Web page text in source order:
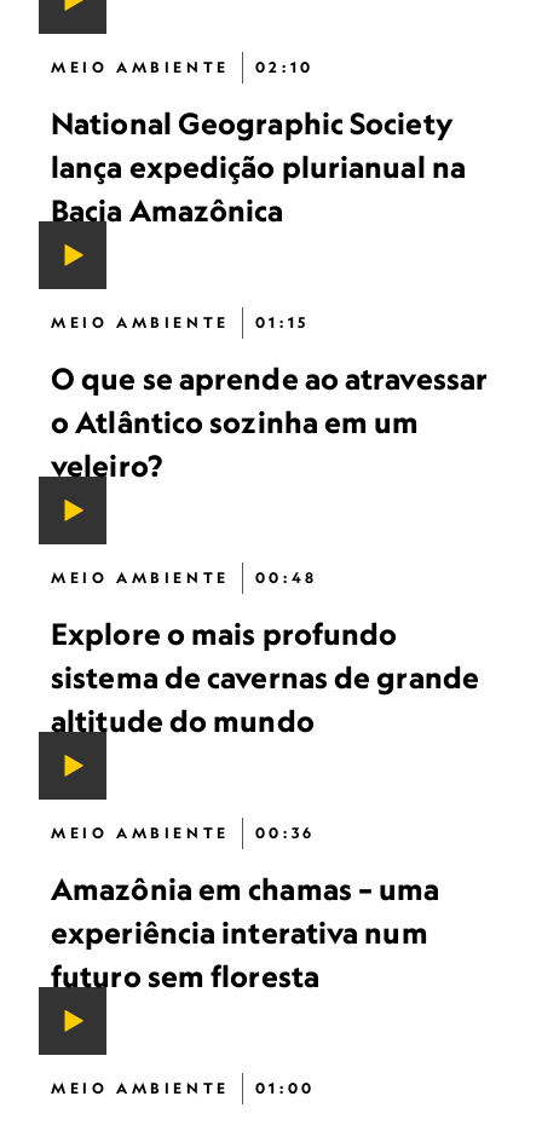
MEIO AMBIENTE 02:10
National Geographic Society
lança expedição plurianual na
Bacia Amazônica
MEIO AMBIENTE 01:15
O que se aprende ao atravessar
o Atlântico sozinha em um
veleiro?
MEIO AMBIENTE 00:48
Explore o mais profundo
sistema de cavernas de grande
altitude do mundo
MEIO AMBIENTE 00:36
Amazônia em chamas – uma
experiência interativa num
futuro sem floresta
MEIO AMBIENTE 01:00